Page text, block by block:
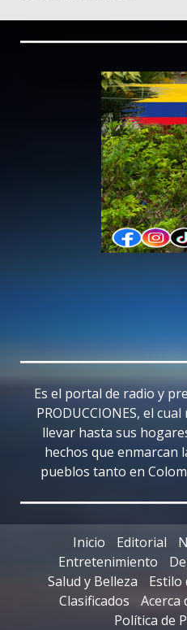
Es el portal de radio y
PRODUCCIONES, el
llevar hasta sus
hechos que enmarcan
pueblos tanto en
Inicio Editorial
Entretenimiento
Salud y Belleza
Estilo
Clasificados
Acerca
Política de